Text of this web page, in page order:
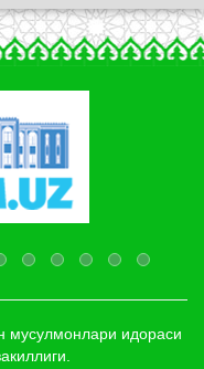
мусулмонлари идораси